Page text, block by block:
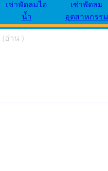
เช่าพัดลมไอ
น้ำ
เช่าพัดลม
อุตสาหกรรม
(อ่าน )